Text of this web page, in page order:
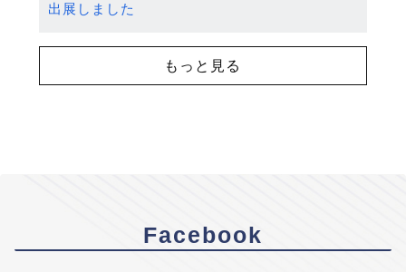
出展しました
もっと見る
Facebook